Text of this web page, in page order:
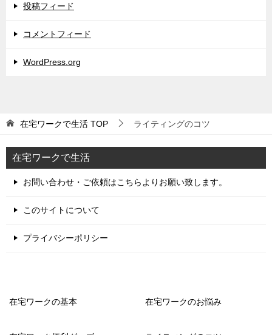
投稿フィード
コメントフィード
WordPress.org
在宅ワークで生活 TOP ライティングのコツ
在宅ワークで生活
お問い合わせ・ご依頼はこちらよりお願い致します。
このサイトについて
プライバシーポリシー
在宅ワークの基本 在宅ワークのお悩み